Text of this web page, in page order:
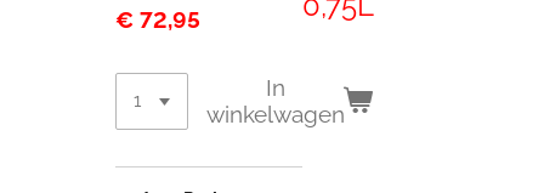
€ 72,95
In
winkelwagen